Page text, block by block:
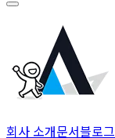
회사 소개문서블로그